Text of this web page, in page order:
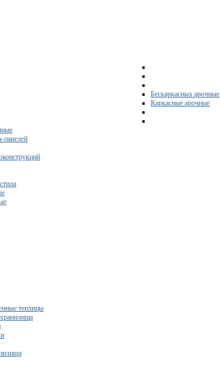
Бескаркасных арочные
Каркасные арочные
панелей
теплицы
расчет сметы исходя из вашего